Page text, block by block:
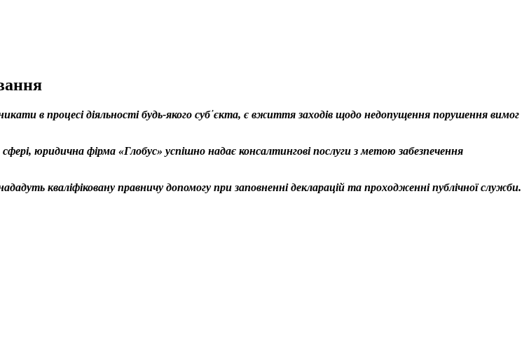
в процесі діяльності будь-якого суб᾿єкта, є вжиття заходів щодо недопущення порушення вимог
юридична фірма «Глобус» успішно надає консалтингові послуги з метою забезпечення
кваліфіковану правничу допомогу при заповненні декларацій та проходженні публічної служби.